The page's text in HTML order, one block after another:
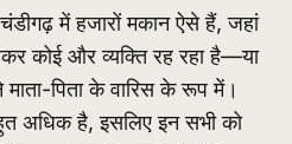
में हजारों मकान ऐसे हैं, जहां
कोई और व्यक्ति रह रहा है—या
पिता के वारिस के रूप में।
अधिक है, इसलिए इन सभी को